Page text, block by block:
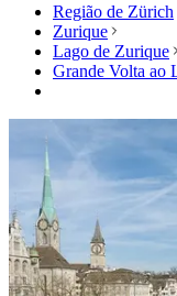
Região de Zürich
Zurique
Lago de Zurique
Grande Volta ao